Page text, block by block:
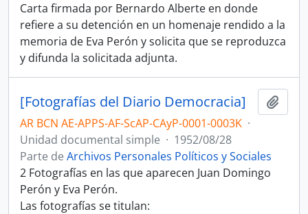
Carta firmada por Bernardo Alberte en donde
refiere a su detención en un homenaje rendido a la
memoria de Eva Perón y solicita que se reproduzca
y difunda la solicitada adjunta.
[Fotografías del Diario Democracia]
AR BCN AE-APPS-AF-ScAP-CAyP-0001-0003K ·
Unidad documental simple · 1952/08/28
Parte de Archivos Personales Políticos y Sociales
2 Fotografías en las que aparecen Juan Domingo
Perón y Eva Perón.
Las fotografías se titulan: